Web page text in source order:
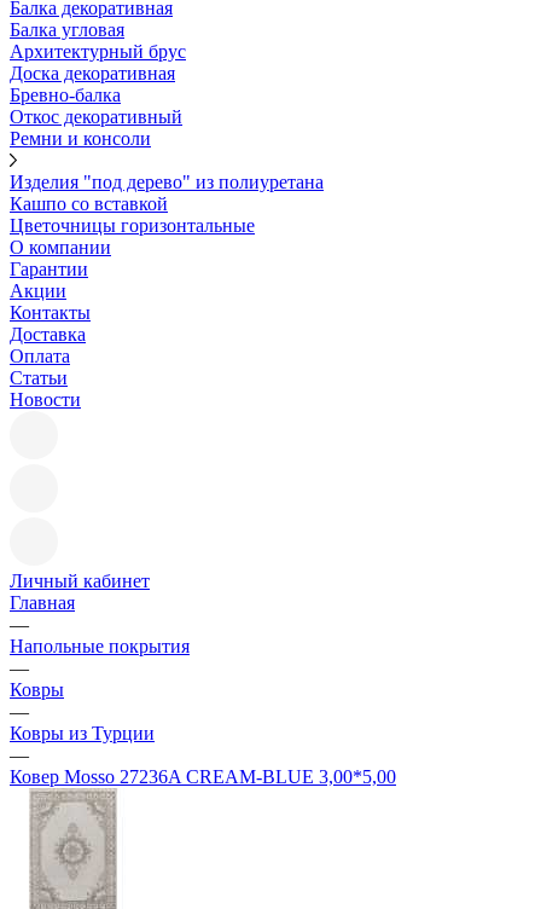
Балка декоративная
Балка угловая
Архитектурный брус
Доска декоративная
Бревно-балка
Откос декоративный
Ремни и консоли
Изделия "под дерево" из полиуретана
Кашпо со вставкой
Цветочницы горизонтальные
О компании
Гарантии
Акции
Контакты
Доставка
Оплата
Статьи
Новости
Личный кабинет
Главная
—
Напольные покрытия
—
Ковры
—
Ковры из Турции
—
Ковер Mosso 27236A CREAM-BLUE 3,00*5,00